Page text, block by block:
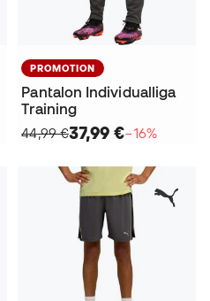
PROMOTION
Pantalon Individualliga
Training
44,99 €37,99 €−16%